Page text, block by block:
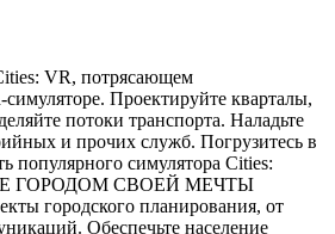
VR, потрясающем
Проектируйте кварталы,
потоки транспорта. Наладьте
и прочих служб. Погрузитесь в
популярного симулятора Cities:
ГОРОДОМ СВОЕЙ МЕЧТЫ
городского планирования, от
Обеспечьте население